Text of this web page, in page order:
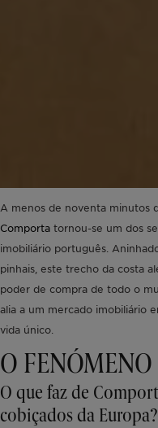
A menos de noventa minutos
Comporta tornou-se um dos
imobiliário português.
pinhais, este trecho da costa
poder de compra de todo o
alia a um mercado imobiliário
vida único.
O
O que faz de
cobiçados da Europa?